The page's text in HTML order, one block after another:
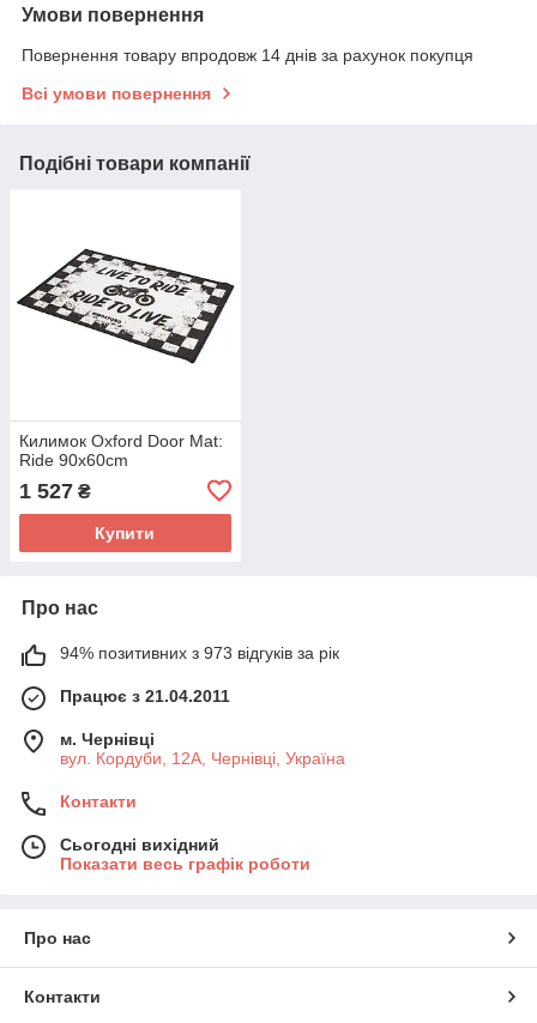
Умови повернення
Повернення товару впродовж 14 днів за рахунок покупця
Всі умови повернення
Подібні товари компанії
Килимок Oxford Door Mat:
Ride 90x60cm
1 527 ₴
Купити
Про нас
94% позитивних з 973 відгуків за рік
Працює з 21.04.2011
м. Чернівці
вул. Кордуби, 12А, Чернівці, Україна
Контакти
Сьогодні вихідний
Показати весь графік роботи
Про нас
Контакти